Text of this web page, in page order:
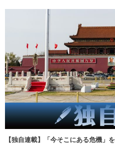
【独自連載】「今そこにある危機